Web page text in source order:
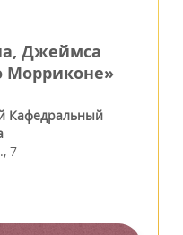
Джеймса
Морриконе»
Кафедральный
7